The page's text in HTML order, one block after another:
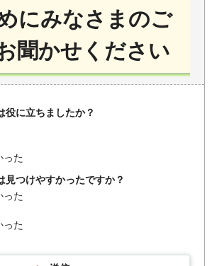
にみなさまのご
聞かせください
役に立ちましたか？
った
見つけやすかったですか？
った
った